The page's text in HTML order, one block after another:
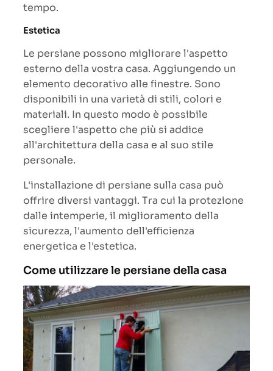
tempo.
Estetica
Le persiane possono migliorare l'aspetto
esterno della vostra casa. Aggiungendo un
elemento decorativo alle finestre. Sono
disponibili in una varietà di stili, colori e
materiali. In questo modo è possibile
scegliere l'aspetto che più si addice
all'architettura della casa e al suo stile
personale.
L'installazione di persiane sulla casa può
offrire diversi vantaggi. Tra cui la protezione
dalle intemperie, il miglioramento della
sicurezza, l'aumento dell'efficienza
energetica e l'estetica.
Come utilizzare le persiane della casa